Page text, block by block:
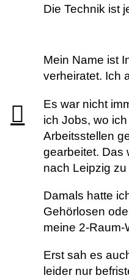
Die Technik ist
Mein Name ist
verheiratet. Ich
Es war nicht
ich Jobs, wo
Arbeitsstellen
gearbeitet. Das
nach Leipzig
Damals hatte
Gehörlosen
meine 2-
Erst sah es
leider nur